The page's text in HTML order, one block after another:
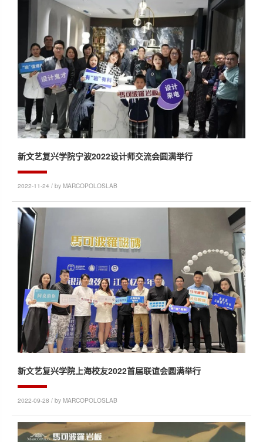
新文艺复兴学院宁波2022设计师交流会圆满举行
2022-11-24 / by MARCOPOLOSLAB
新文艺复兴学院上海校友2022首届联谊会圆满举行
2022-09-28 / by MARCOPOLOSLAB